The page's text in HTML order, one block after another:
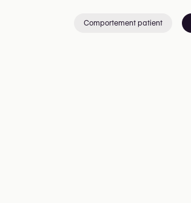
Comportement patient